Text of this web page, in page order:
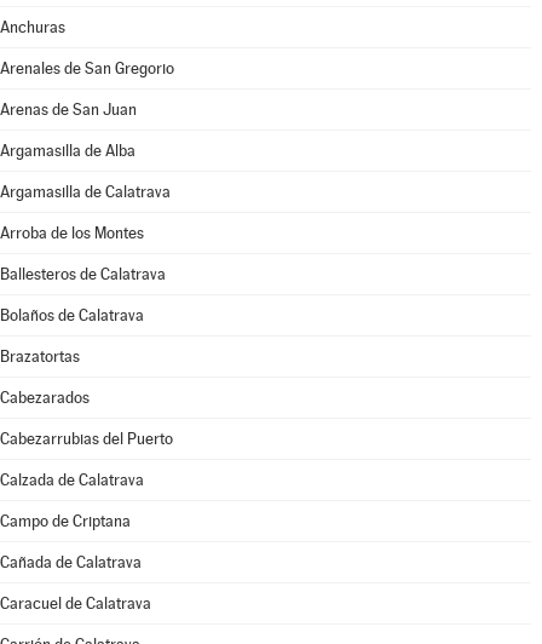
Anchuras
Arenales de San Gregorio
Arenas de San Juan
Argamasilla de Alba
Argamasilla de Calatrava
Arroba de los Montes
Ballesteros de Calatrava
Bolaños de Calatrava
Brazatortas
Cabezarados
Cabezarrubias del Puerto
Calzada de Calatrava
Campo de Criptana
Cañada de Calatrava
Caracuel de Calatrava